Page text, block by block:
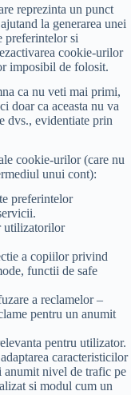
un punct
la generarea unei
preferintelor si
cookie-urilor
imposibil de folosit.
ca nu veti mai primi,
doar ca aceasta nu va
dvs., evidentiate prin
urilor (care nu
unui cont):
copiilor privind
functii de safe
a reclamelor –
pentru un anumit
pentru utilizator.
caracteristicilor
anumit nivel de trafic pe
si modul cum un